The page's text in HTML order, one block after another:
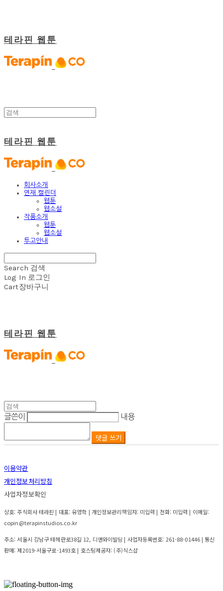
테라핀 웹툰
테라핀 웹툰
회사소개
연재 캘린더
웹툰
웹소설
작품소개
웹툰
웹소설
투고안내
Search 검색
Log In 로그인
Cart장바구니
테라핀 웹툰
글쓴이 내용
댓글 쓰기
이용약관
개인정보처리방침
사업자정보확인
상호: 주식회사 테라핀 | 대표: 유영학 | 개인정보관리책임자: 미입력 | 전화: 미입력 | 이메일:
copin@terapinstudios.co.kr
주소: 서울시 강남구 테헤란로38길 12, 디앤와이빌딩 | 사업자등록번호: 261-88-01446| 통신
판매: 제2019-서울구로-1493호 | 호스팅제공자: (주)식스샵